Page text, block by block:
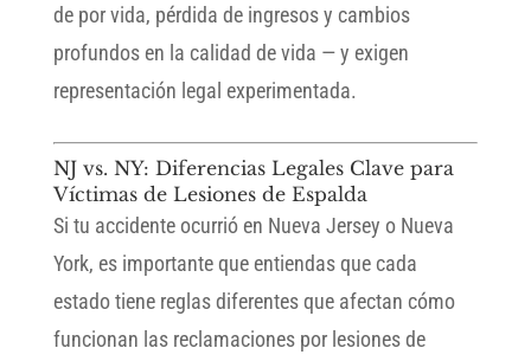
de por vida, pérdida de ingresos y cambios
profundos en la calidad de vida — y exigen
representación legal experimentada.
NJ vs. NY: Diferencias Legales Clave para
Víctimas de Lesiones de Espalda
Si tu accidente ocurrió en Nueva Jersey o Nueva
York, es importante que entiendas que cada
estado tiene reglas diferentes que afectan cómo
funcionan las reclamaciones por lesiones de